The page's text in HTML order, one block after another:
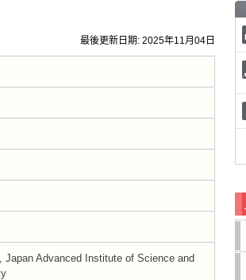
最後更新日期: 2025年11月04日
Japan Advanced Institute of Science and